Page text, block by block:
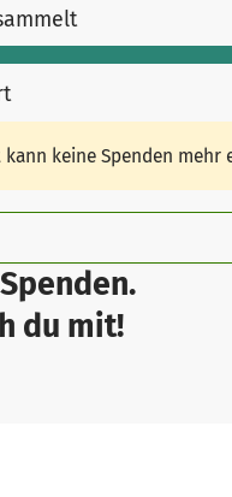
du mit!
kann keine Spenden mehr